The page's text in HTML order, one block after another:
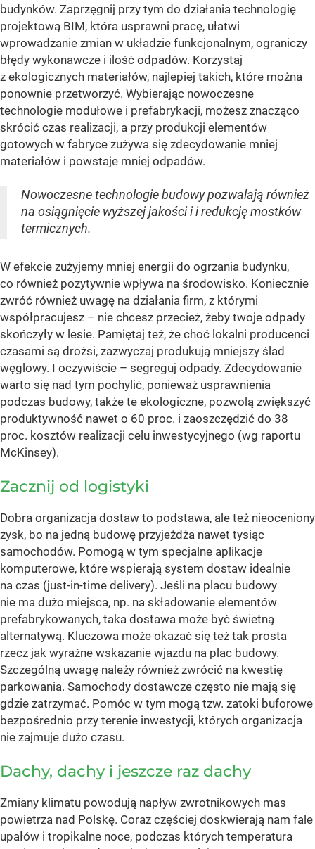
budynków. Zaprzęgnij przy tym do działania technologię
projektową BIM, która usprawni pracę, ułatwi
wprowadzanie zmian w układzie funkcjonalnym, ograniczy
błędy wykonawcze i ilość odpadów. Korzystaj
z ekologicznych materiałów, najlepiej takich, które można
ponownie przetworzyć. Wybierając nowoczesne
technologie modułowe i prefabrykacji, możesz znacząco
skrócić czas realizacji, a przy produkcji elementów
gotowych w fabryce zużywa się zdecydowanie mniej
materiałów i powstaje mniej odpadów.
Nowoczesne technologie budowy pozwalają również
na osiągnięcie wyższej jakości i i redukcję mostków
termicznych.
W efekcie zużyjemy mniej energii do ogrzania budynku,
co również pozytywnie wpływa na środowisko. Koniecznie
zwróć również uwagę na działania firm, z którymi
współpracujesz – nie chcesz przecież, żeby twoje odpady
skończyły w lesie. Pamiętaj też, że choć lokalni producenci
czasami są drożsi, zazwyczaj produkują mniejszy ślad
węglowy. I oczywiście – segreguj odpady. Zdecydowanie
warto się nad tym pochylić, ponieważ usprawnienia
podczas budowy, także te ekologiczne, pozwolą zwiększyć
produktywność nawet o 60 proc. i zaoszczędzić do 38
proc. kosztów realizacji celu inwestycyjnego (wg raportu
McKinsey).
Zacznij od logistyki
Dobra organizacja dostaw to podstawa, ale też nieoceniony
zysk, bo na jedną budowę przyjeżdża nawet tysiąc
samochodów. Pomogą w tym specjalne aplikacje
komputerowe, które wspierają system dostaw idealnie
na czas (just-in-time delivery). Jeśli na placu budowy
nie ma dużo miejsca, np. na składowanie elementów
prefabrykowanych, taka dostawa może być świetną
alternatywą. Kluczowa może okazać się też tak prosta
rzecz jak wyraźne wskazanie wjazdu na plac budowy.
Szczególną uwagę należy również zwrócić na kwestię
parkowania. Samochody dostawcze często nie mają się
gdzie zatrzymać. Pomóc w tym mogą tzw. zatoki buforowe
bezpośrednio przy terenie inwestycji, których organizacja
nie zajmuje dużo czasu.
Dachy, dachy i jeszcze raz dachy
Zmiany klimatu powodują napływ zwrotnikowych mas
powietrza nad Polskę. Coraz częściej doskwierają nam fale
upałów i tropikalne noce, podczas których temperatura